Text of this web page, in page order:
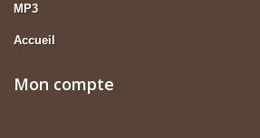
MP3
Accueil
Mon compte